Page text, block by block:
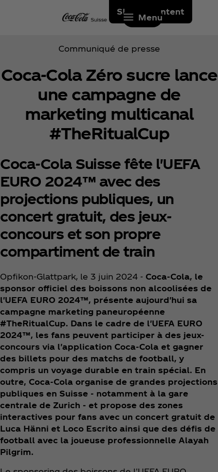
Skip to content
Menu
Communiqué de presse
Coca‑Cola Zéro sucre lance
une campagne de
marketing multicanal
#TheRitualCup
Coca‑Cola Suisse fête l'UEFA
EURO 2024™ avec des
projections publiques, un
concert gratuit, des jeux-
concours et son propre
compartiment de train
Opfikon-Glattpark, le 3 juin 2024 - Coca‑Cola, le
sponsor officiel des boissons non alcoolisées de
l'UEFA EURO 2024™, présente aujourd'hui sa
campagne marketing paneuropéenne
#TheRitualCup. Dans le cadre de l'UEFA EURO
2024™, les fans peuvent participer à des jeux-
concours via l'application Coca‑Cola et gagner
des billets pour des matchs de football, y
compris un voyage durable en train spécial. En
outre, Coca‑Cola organise de grandes projections
publiques en Suisse - notamment à la gare
centrale de Zurich - et propose des zones
interactives pour fans avec un concert gratuit de
Luca Hänni et Loco Escrito ainsi que des défis de
football avec la joueuse professionnelle Alayah
Pilgrim.